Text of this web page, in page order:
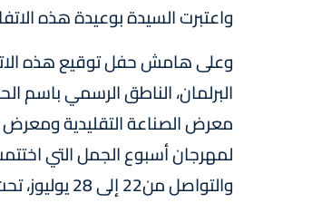
واعتبرت السيدة بوعيدة هذه
وعلى هامش حفل توقيع هذه
البرلمان، الناطق الرسمي باسم
معرض الصناعة التقليدية ومعرض
لمهرجان أسبوع الجمل التي
والتواصل من22 إلى 28 يوليوز، تحت الرعاية السامية لصاحب الجلالة الملك محمد السادس.